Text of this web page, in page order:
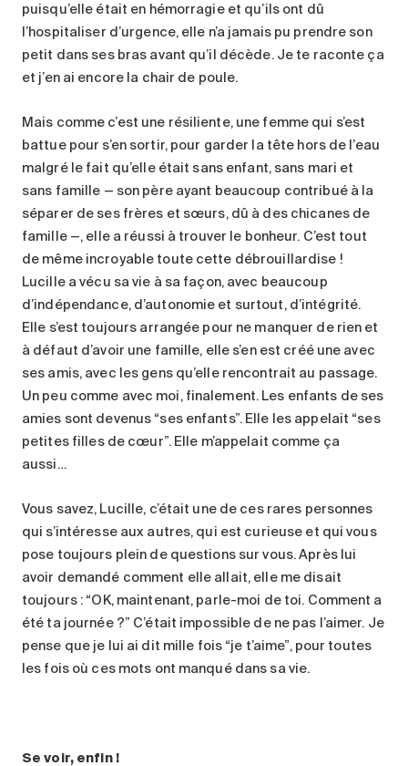
puisqu’elle était en hémorragie et qu’ils ont dû
l’hospitaliser d’urgence, elle n’a jamais pu prendre son
petit dans ses bras avant qu’il décède. Je te raconte ça
et j’en ai encore la chair de poule.
Mais comme c’est une résiliente, une femme qui s’est
battue pour s’en sortir, pour garder la tête hors de l’eau
malgré le fait qu’elle était sans enfant, sans mari et
sans famille — son père ayant beaucoup contribué à la
séparer de ses frères et sœurs, dû à des chicanes de
famille —, elle a réussi à trouver le bonheur. C’est tout
de même incroyable toute cette débrouillardise !
Lucille a vécu sa vie à sa façon, avec beaucoup
d’indépendance, d’autonomie et surtout, d’intégrité.
Elle s’est toujours arrangée pour ne manquer de rien et
à défaut d’avoir une famille, elle s’en est créé une avec
ses amis, avec les gens qu’elle rencontrait au passage.
Un peu comme avec moi, finalement. Les enfants de ses
amies sont devenus “ses enfants”. Elle les appelait “ses
petites filles de cœur”. Elle m’appelait comme ça
aussi…
Vous savez, Lucille, c’était une de ces rares personnes
qui s’intéresse aux autres, qui est curieuse et qui vous
pose toujours plein de questions sur vous. Après lui
avoir demandé comment elle allait, elle me disait
toujours : “OK, maintenant, parle-moi de toi. Comment a
été ta journée ?” C’était impossible de ne pas l’aimer. Je
pense que je lui ai dit mille fois “je t’aime”, pour toutes
les fois où ces mots ont manqué dans sa vie.
Se voir, enfin !